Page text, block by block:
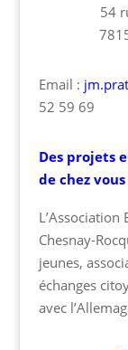
54
Email :
52 59 69
Des projets
de chez vous
L’Association
Chesnay-
jeunes,
échanges
avec